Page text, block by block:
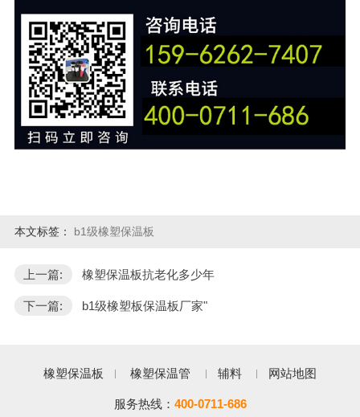
本文标签： b1级橡塑保温板
上一篇: 橡塑保温板抗老化多少年
下一篇: b1级橡塑板保温板厂家"
橡塑保温板 橡塑保温管 辅料 网站地图
服务热线： 400-0711-686